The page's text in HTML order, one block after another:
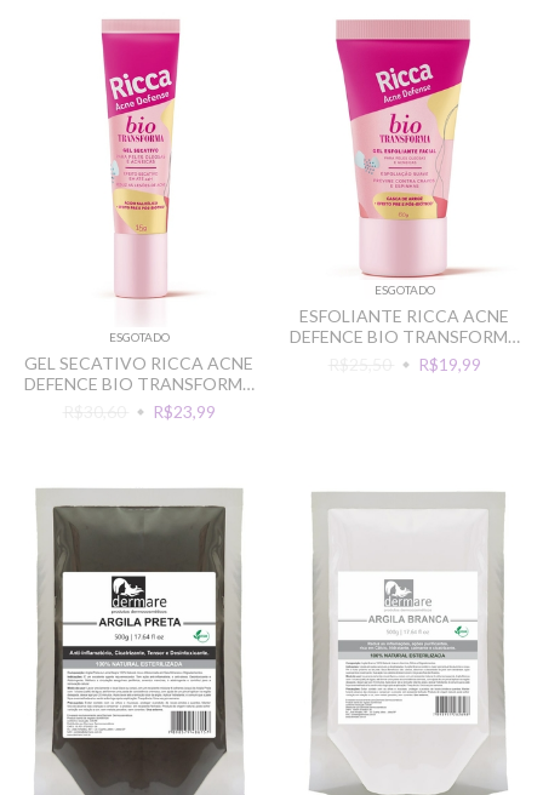
ESGOTADO
GEL SECATIVO RICCA ACNE
DEFENCE BIO TRANSFORMA
R$30,60 R$23,99
ESGOTADO
ESFOLIANTE RICCA ACNE
DEFENCE BIO TRANSFORMA
R$25,50 R$19,99